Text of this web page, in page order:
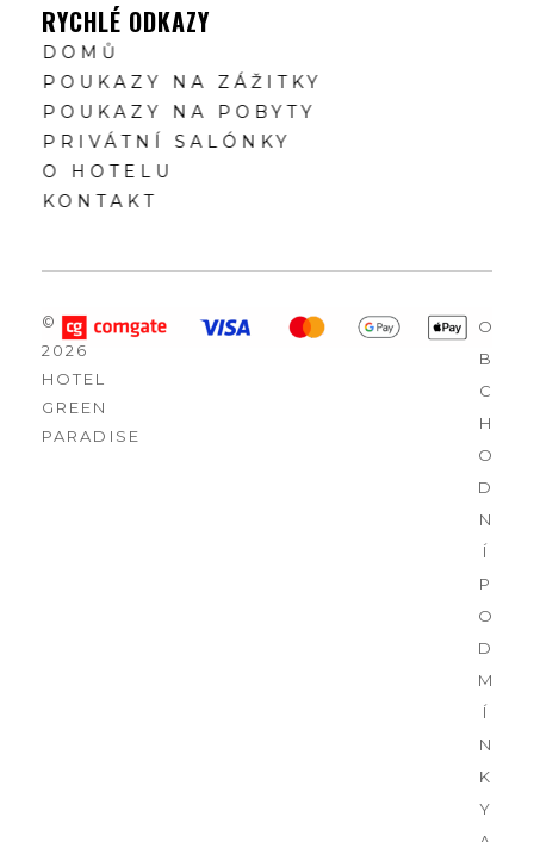
RYCHLÉ ODKAZY
DOMŮ
POUKAZY NA ZÁŽITKY
POUKAZY NA POBYTY
PRIVÁTNÍ SALÓNKY
O HOTELU
KONTAKT
©
2026
HOTEL
GREEN
PARADISE
O
B
C
H
O
D
N
Í
P
O
D
M
Í
N
K
Y